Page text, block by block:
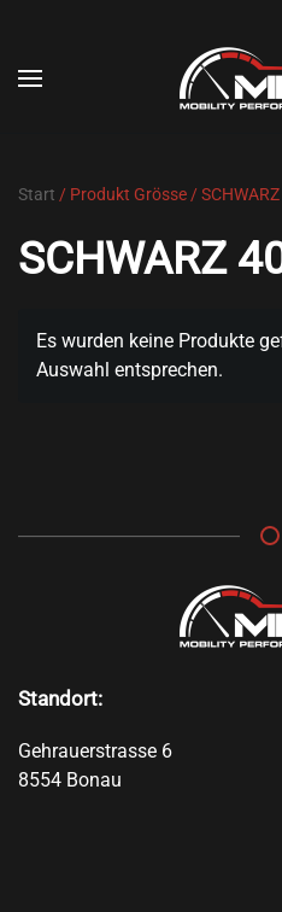
Skip to main content
Start / Produkt Grösse / SCHWARZ
SCHWARZ
Es wurden keine Produkte
Auswahl entsprechen.
Standort:
Gehrauerstrasse 6
8554 Bonau